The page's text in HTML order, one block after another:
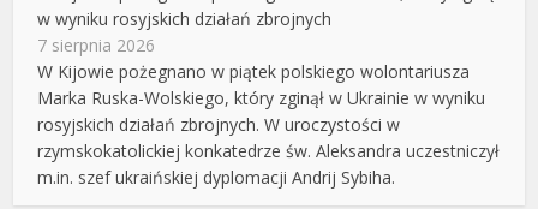
w wyniku rosyjskich działań zbrojnych
7 sierpnia 2026
W Kijowie pożegnano w piątek polskiego wolontariusza
Marka Ruska-Wolskiego, który zginął w Ukrainie w wyniku
rosyjskich działań zbrojnych. W uroczystości w
rzymskokatolickiej konkatedrze św. Aleksandra uczestniczył
m.in. szef ukraińskiej dyplomacji Andrij Sybiha.